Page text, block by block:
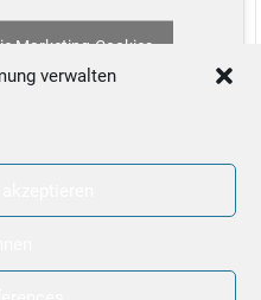
verwalten
Marketing-Cookies
Inhalt zu aktivieren